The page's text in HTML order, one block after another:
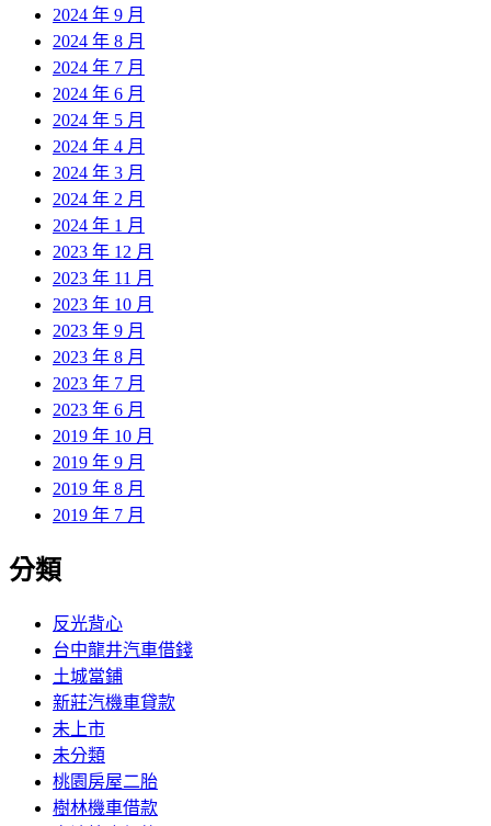
2024 年 9 月
2024 年 8 月
2024 年 7 月
2024 年 6 月
2024 年 5 月
2024 年 4 月
2024 年 3 月
2024 年 2 月
2024 年 1 月
2023 年 12 月
2023 年 11 月
2023 年 10 月
2023 年 9 月
2023 年 8 月
2023 年 7 月
2023 年 6 月
2019 年 10 月
2019 年 9 月
2019 年 8 月
2019 年 7 月
分類
反光背心
台中龍井汽車借錢
土城當鋪
新莊汽機車貸款
未上市
未分類
桃園房屋二胎
樹林機車借款